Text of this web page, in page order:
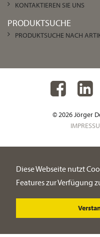
Diese Webseite nutzt
Features zur Verfügung
KONTAKTIEREN SIE UNS
PRODUKTSUCHE
PRODUKTSUCHE NACH
© 2026 Jörger